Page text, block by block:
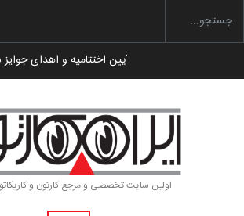
به یاد اردوغان باشول (۱۹۳۶–۲۰۲۶)
اولین سایت تخصصی و مرجع کارتون و